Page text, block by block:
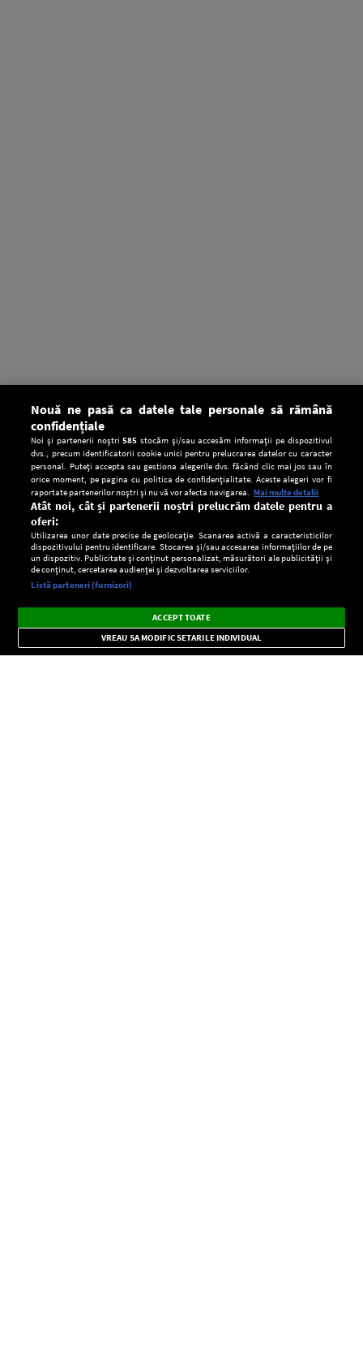
CONFIDENŢIALITATE
Setări:
Dark
Mode
Radio live, podcasturi, știri și alerte
importante.
×
Nouă ne pasă ca datele tale personale să rămână
confidențiale
Noi și partenerii noștri585 stocăm și/sau accesăm informații pe dispozitivul
dvs., precum identificatorii cookie unici pentru prelucrarea datelor cu caracter
personal. Puteți accepta sau gestiona alegerile dvs. făcând clic mai jos sau în
orice moment, pe pagina cu politica de confidențialitate. Aceste alegeri vor fi
raportate partenerilor noștri și nu vă vor afecta navigarea. Mai multe detalii
Atât noi, cât și partenerii noștri prelucrăm datele pentru a
oferi:
Utilizarea unor date precise de geolocație. Scanarea activă a caracteristicilor
dispozitivului pentru identificare. Stocarea și/sau accesarea informațiilor de pe
un dispozitiv. Publicitate și conținut personalizat, măsurători ale publicității și
de conținut, cercetarea audienței și dezvoltarea serviciilor.
Listă parteneri (furnizori)
ACCEPT TOATE
VREAU SA MODIFIC SETARILE INDIVIDUAL